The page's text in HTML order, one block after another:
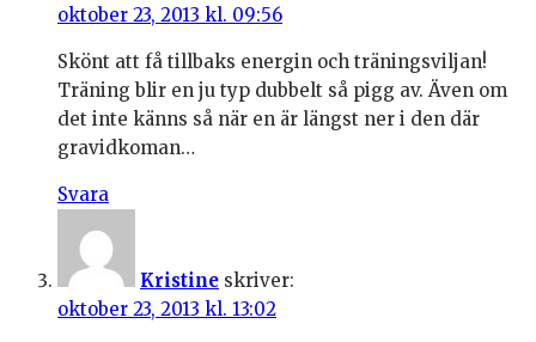
oktober 23, 2013 kl. 09:56
Skönt att få tillbaks energin och träningsviljan!
Träning blir en ju typ dubbelt så pigg av. Även om
det inte känns så när en är längst ner i den där
gravidkoman…
Svara
Kristine skriver:
oktober 23, 2013 kl. 13:02